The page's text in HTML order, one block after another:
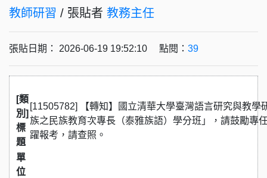
教師研習 / 張貼者 教務主任
張貼日期： 2026-06-19 19:52:10 點閱： 39
[類
別]
標
題
[11505782] 【轉知】國立清華大學臺灣語言研究與教
族之民族教育次專長（泰雅族語）學分班」，請鼓勵專
躍報考，請查照。
單
位